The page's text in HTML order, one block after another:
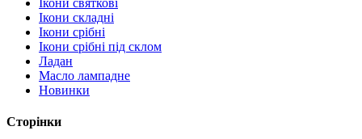
Ікони святкові
Ікони складні
Ікони срібні
Ікони срібні під склом
Ладан
Масло лампадне
Новинки
Сторінки